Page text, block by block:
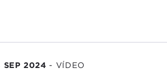
SEP 2024 - VÍDEO